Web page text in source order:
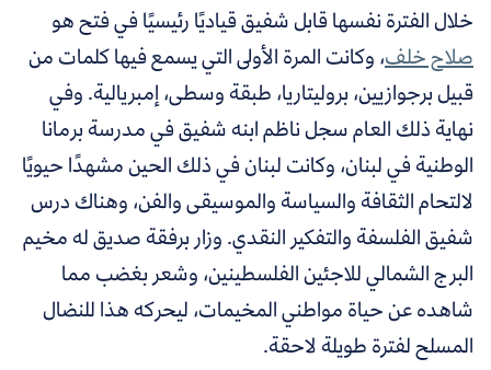
خلال الفترة نفسها قابل شفيق قياديًا رئيسيًا في فتح هو
صلاح خلف، وكانت المرة الأولى التي يسمع فيها كلمات من
قبيل برجوازيين، بروليتاريا، طبقة وسطى، إمبريالية. وفي
نهاية ذلك العام سجل ناظم ابنه شفيق في مدرسة برمانا
الوطنية في لبنان، وكانت لبنان في ذلك الحين مشهدًا حيويًا
لالتحام الثقافة والسياسة والموسيقى والفن، وهناك درس
شفيق الفلسفة والتفكير النقدي. وزار برفقة صديق له مخيم
البرج الشمالي للاجئين الفلسطينين، وشعر بغضب مما
شاهده عن حياة مواطني المخيمات، ليحركه هذا للنضال
المسلح لفترة طويلة لاحقة.